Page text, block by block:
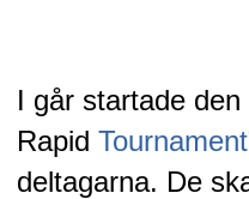
I går startade
Rapid Tournament
deltagarna. De